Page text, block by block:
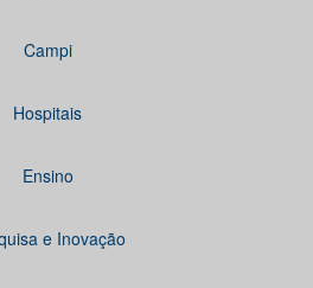
Campi
Hospitais
Ensino
e Inovação